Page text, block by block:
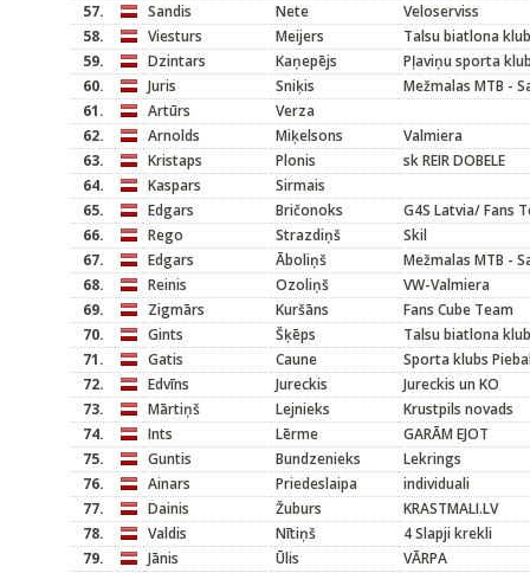
57.
Sandis Nete
Veloserviss
58.
Viesturs Meijers
Talsu biatlona
59.
Dzintars Kaņepējs
Pļaviņu sporta
60.
Juris Sniķis
Mežmalas MTB -
61.
Artūrs
Verza
62.
Arnolds Miķelsons
Valmiera
63.
Kristaps Plonis
sk REIR DOBELE
64.
Kaspars
Sirmais
65.
Edgars Bričonoks
G4S Latvia/ Fans
66.
Rego Strazdiņš
Skil
67.
Edgars Āboliņš
Mežmalas MTB -
68.
Reinis Ozoliņš
VW-Valmiera
69.
Zigmārs Kuršāns
Fans Cube Team
70.
Gints Šķēps
Talsu biatlona
71.
Gatis Caune
Sporta klubs
72.
Edvīns Jureckis
Jureckis un KO
73.
Mārtiņš Lejnieks
Krustpils novads
74.
Ints Lērme
GARĀM EJOT
75.
Guntis Bundzenieks
Lekrings
76.
Ainars Priedeslaipa
individuali
77.
Dainis Žuburs
KRASTMALI.LV
78.
Valdis Nītiņš
4 Slapji krekli
79.
Jānis Ūlis
VĀRPA